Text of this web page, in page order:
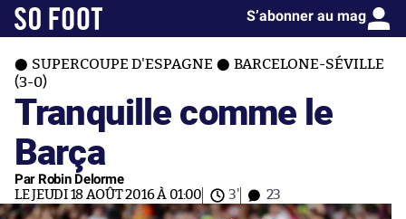
S’abonner au mag
SUPERCOUPE D'ESPAGNE
BARCELONE-SÉVILLE
(3-0)
Tranquille comme le
Barça
Par Robin Delorme
LE JEUDI 18 AOÛT 2016 À 01:00 3' 23